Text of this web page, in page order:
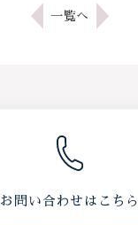
一覧へ
お問い合わせはこちら